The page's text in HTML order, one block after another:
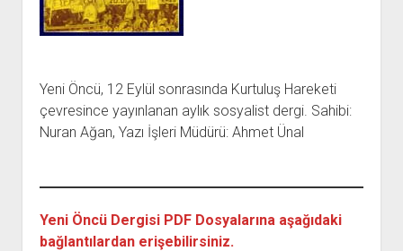
BARIŞ HAREKETLERİ ARŞİV FONU
DAVA DOSYALARI ARŞİV FONU
ARŞİVLERDEN YARARLANMA KOŞULLARI
SOL HAREKETLER KİTAPLIĞI
EMEK HAREKETİ KİTAPLIĞI
GENÇLİK HAREKETİ KİTAPLIĞI
KADIN HAREKETİ KİTAPLIĞI
NÂZIM HİKMET KİTAPLIĞI
ÜYE BAŞVURU FORMU
ARŞİVLERDEN YARARLANMA FORMU
İLETİŞİM
İLETİŞİM BİLGİLERİ
ÇALIŞMA GÜNLERİMİZ
Yeni Öncü, 12 Eylül sonrasında Kurtuluş Hareketi
çevresince yayınlanan aylık sosyalist dergi. Sahibi:
Nuran Ağan, Yazı İşleri Müdürü: Ahmet Ünal
Yeni Öncü Dergisi PDF Dosyalarına aşağıdaki
bağlantılardan erişebilirsiniz.